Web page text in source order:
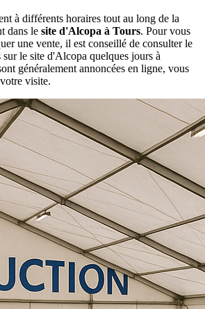
à différents horaires tout au long de la
dans le site d'Alcopa à Tours. Pour vous
une vente, il est conseillé de consulter le
sur le site d'Alcopa quelques jours à
généralement annoncées en ligne, vous
visite.